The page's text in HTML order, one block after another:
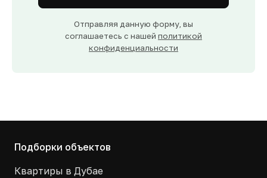
Отправляя данную форму, вы
соглашаетесь с нашей политикой
конфиденциальности
Подборки объектов
Квартиры в Дубае